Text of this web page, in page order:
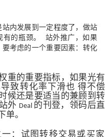
内发展到一定程度了，做站
的瓶颈。
站外推广，如果
考虑的一个重要因素：转化
重的重要指标，如果光有
致转化率下滑也 得不偿
候还是要适当的兼顾到转
外 Deal 的刊登，领码后直
单。
：试图转移交易或买家